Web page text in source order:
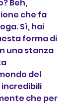
Beh,
che fa
Sì, hai
forma di
una stanza
del
incredibili
che per